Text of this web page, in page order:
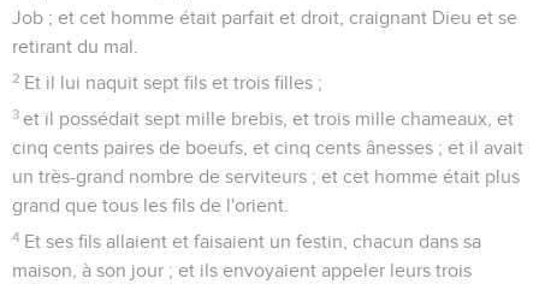
Job ; et cet homme était parfait et droit, craignant Dieu et se
retirant du mal.
2 Et il lui naquit sept fils et trois filles ;
3 et il possédait sept mille brebis, et trois mille chameaux, et
cinq cents paires de boeufs, et cinq cents ânesses ; et il avait
un très-grand nombre de serviteurs ; et cet homme était plus
grand que tous les fils de l'orient.
4 Et ses fils allaient et faisaient un festin, chacun dans sa
maison, à son jour ; et ils envoyaient appeler leurs trois